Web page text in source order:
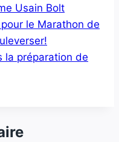
Usain Bolt
le Marathon de
la préparation de